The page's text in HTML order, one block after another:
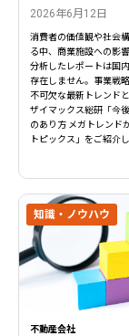
2026年6月12日
消費者の価値観や社会
る中、商業施設への影
分析したレポートは国
存在しません。事業戦
不可欠な最新トレンド
ザイマックス総研「今
のあり方 メガトレンド
トピックス」をご紹介し
不動産会社
知識・ノウハウ